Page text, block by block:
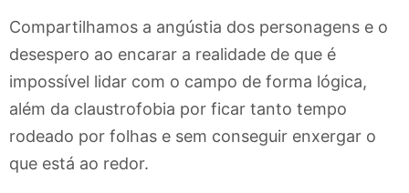
Compartilhamos a angústia dos personagens e o
desespero ao encarar a realidade de que é
impossível lidar com o campo de forma lógica,
além da claustrofobia por ficar tanto tempo
rodeado por folhas e sem conseguir enxergar o
que está ao redor.